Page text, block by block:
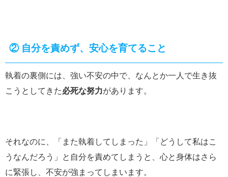
② 自分を責めず、安心を育てること
執着の裏側には、強い不安の中で、なんとか一人で生き抜
こうとしてきた必死な努力があります。
それなのに、「また執着してしまった」「どうして私はこ
うなんだろう」と自分を責めてしまうと、心と身体はさら
に緊張し、不安が強まってしまいます。